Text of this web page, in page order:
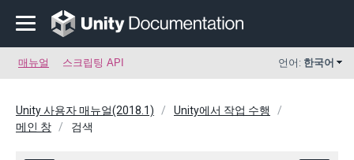
매뉴얼 스크립팅 API 언어: 한국어
Unity 사용자 매뉴얼(2018.1)
Unity에서 작업 수행
메인 창
검색